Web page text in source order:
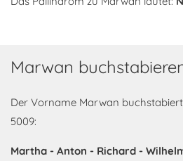
Marwan
Der Vorname Marwan
5009:
Martha - Anton - Richard -